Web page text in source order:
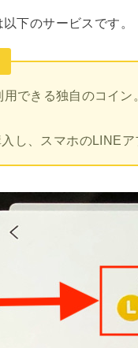
下のサービスです。
できる独自のコイン
し、スマホのLINEア